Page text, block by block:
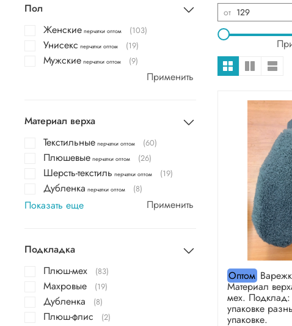
от
Оптом
Материал
мех.
упаковке
упаковке.
Пол
Женскиеперчатки оптом (103)
Унисекс перчатки оптом (19)
Мужскиеперчатки оптом (9)
Применить
Материал верха
Текстильныеперчатки оптом (60)
Плюшевыеперчатки оптом (26)
Шерсть-текстиль перчатки оптом (19)
Дубленка перчатки оптом (8)
Показать еще Применить
Подкладка
Плюш-мех
(83)
Махровые (19)
Дубленка (8)
Плюш-флис (2)